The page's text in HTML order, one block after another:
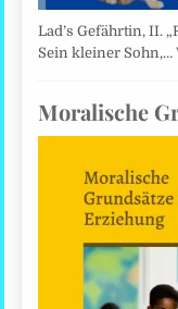
Lad’s Gefährtin, II.
Sein kleiner Sohn,…
Moralische